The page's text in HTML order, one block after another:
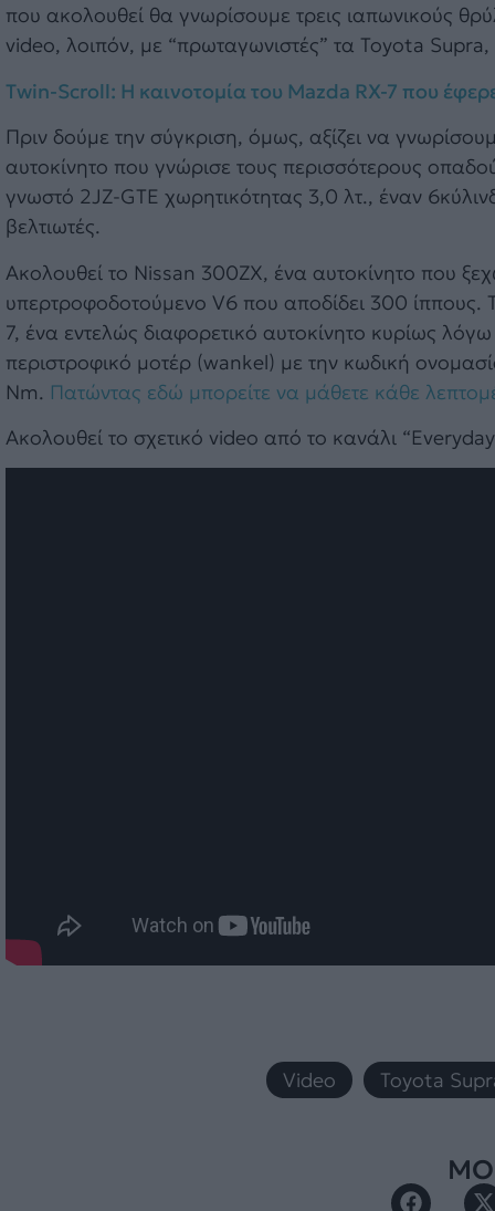
που ακολουθεί θα γνωρίσουμε τρεις ιαπωνικούς
video, λοιπόν, με “πρωταγωνιστές” τα Toyota
Twin-Scroll: Η καινοτομία του Mazda RX-7 που
Πριν δούμε την σύγκριση, όμως, αξίζει να
αυτοκίνητο που γνώρισε τους περισσότερους
γνωστό 2JZ-GTE χωρητικότητας 3,0 λτ., έναν
βελτιωτές.
Ακολουθεί το Nissan 300ZX, ένα αυτοκίνητο που
υπερτροφοδοτούμενο V6 που αποδίδει 300 ίππους.
7, ένα εντελώς διαφορετικό αυτοκίνητο κυρίως
περιστροφικό μοτέρ (wankel) με την κωδική
Nm. Πατώντας εδώ μπορείτε να μάθετε κάθε
Ακολουθεί το σχετικό video από το κανάλι
Video Toyota